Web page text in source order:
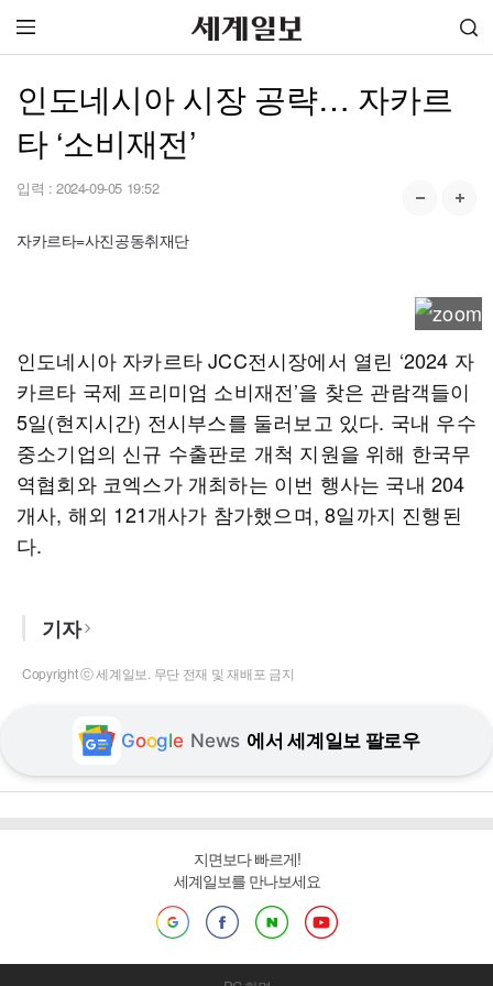
인도네시아 시장 공략… 자카르
타 ‘소비재전’
입력 : 2024-09-05 19:52
자카르타=사진공동취재단
인도네시아 자카르타 JCC전시장에서 열린 ‘2024 자
카르타 국제 프리미엄 소비재전’을 찾은 관람객들이
5일(현지시간) 전시부스를 둘러보고 있다. 국내 우수
중소기업의 신규 수출판로 개척 지원을 위해 한국무
역협회와 코엑스가 개최하는 이번 행사는 국내 204
개사, 해외 121개사가 참가했으며, 8일까지 진행된
다.
기자
Copyright ⓒ 세계일보. 무단 전재 및 재배포 금지
Google News 에서 세계일보 팔로우
지면보다 빠르게!
세계일보를 만나보세요